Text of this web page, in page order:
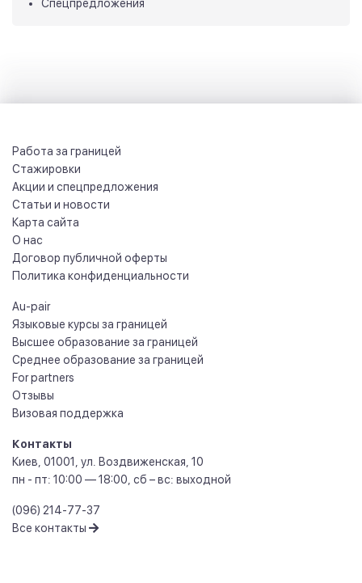
Спецпредложения
Работа за границей
Стажировки
Акции и спецпредложения
Статьи и новости
Карта сайта
О нас
Договор публичной оферты
Политика конфиденциальности
Au-pair
Языковые курсы за границей
Высшее образование за границей
Среднее образование за границей
For partners
Отзывы
Визовая поддержка
Контакты
Киев, 01001 , ул. Воздвиженская, 10
пн - пт: 10:00 — 18:00, сб – вс: выходной
(096) 214-77-37
Все контакты